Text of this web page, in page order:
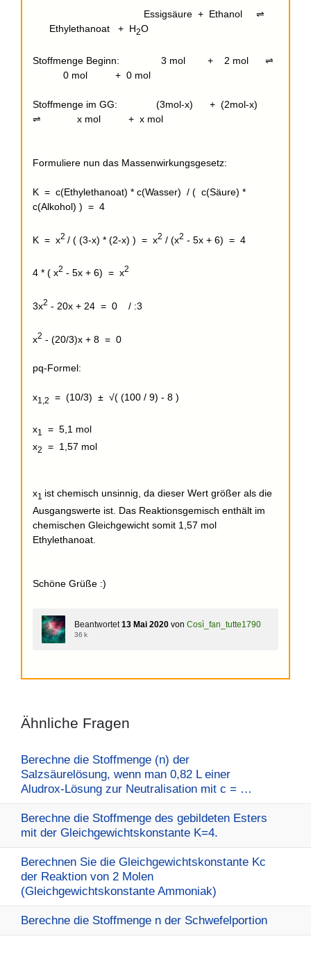
Essigsäure + Ethanol ⇌
Ethylethanoat + H2O
Stoffmenge Beginn: 3 mol + 2 mol ⇌
0 mol + 0 mol
Stoffmenge im GG: (3mol-x) + (2mol-x)
⇌ x mol + x mol
Formuliere nun das Massenwirkungsgesetz:
K = c(Ethylethanoat) * c(Wasser) / ( c(Säure) *
c(Alkohol) ) = 4
K = x2 / ( (3-x) * (2-x) ) = x2 / (x2 - 5x + 6) = 4
4 * ( x2 - 5x + 6) = x2
3x2 - 20x + 24 = 0 / :3
x2 - (20/3)x + 8 = 0
pq-Formel:
x1,2 = (10/3) ± √( (100 / 9) - 8 )
x1
= 5,1 mol
x2 = 1,57 mol
x1 ist chemisch unsinnig, da dieser Wert größer als die
Ausgangswerte ist. Das Reaktionsgemisch enthält im
chemischen Gleichgewicht somit 1,57 mol
Ethylethanoat.
Schöne Grüße :)
Beantwortet 13 Mai 2020 von Così_fan_tutte1790
36 k
Ähnliche Fragen
Berechne die Stoffmenge (n) der
Salzsäurelösung, wenn man 0,82 L einer
Aludrox-Lösung zur Neutralisation mit c = …
Berechne die Stoffmenge des gebildeten Esters
mit der Gleichgewichtskonstante K=4.
Berechnen Sie die Gleichgewichtskonstante Kc
der Reaktion von 2 Molen
(Gleichgewichtskonstante Ammoniak)
Berechne die Stoffmenge n der Schwefelportion